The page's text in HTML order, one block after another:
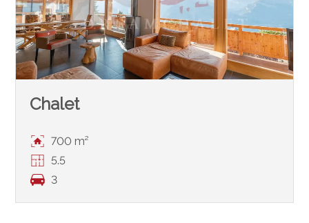
Chalet
700 m²
5.5
3